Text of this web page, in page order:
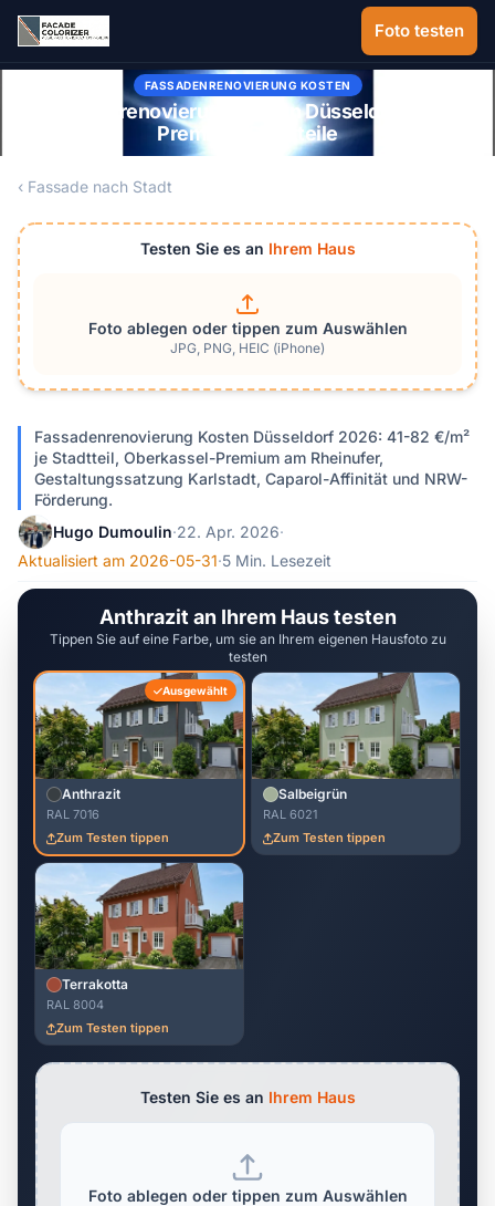
Zum Hauptinhalt springen
Foto testen
FASSADENRENOVIERUNG KOSTEN
Fassadenrenovierung Kosten Düsseldorf 2026:
Premium-Stadtteile
‹ Fassade nach Stadt
Testen Sie es an Ihrem Haus
Foto ablegen oder tippen zum Auswählen
JPG, PNG, HEIC (iPhone)
Fassadenrenovierung Kosten Düsseldorf 2026: 41-82 €/m²
je Stadtteil, Oberkassel-Premium am Rheinufer,
Gestaltungssatzung Karlstadt, Caparol-Affinität und NRW-
Förderung.
Hugo Dumoulin·22. Apr. 2026·
Aktualisiert am 2026-05-31·5 Min. Lesezeit
Anthrazit an Ihrem Haus testen
Tippen Sie auf eine Farbe, um sie an Ihrem eigenen Hausfoto zu
testen
Ausgewählt
Anthrazit
RAL 7016
Zum Testen tippen
Salbeigrün
RAL 6021
Zum Testen tippen
Terrakotta
RAL 8004
Zum Testen tippen
Testen Sie es an Ihrem Haus
Foto ablegen oder tippen zum Auswählen